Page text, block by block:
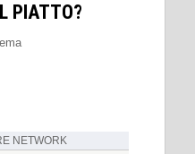
PIATTO?
NETWORK